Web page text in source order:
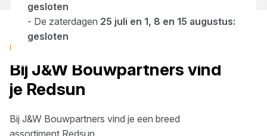
UITGEBREIDE KEUZE
Bij J&W Bouwpartners vind
je Redsun
Bij J&W Bouwpartners vind je een breed
assortiment Redsun .
gesloten
- De zaterdagen 25 juli en 1, 8 en 15 augustus:
gesloten